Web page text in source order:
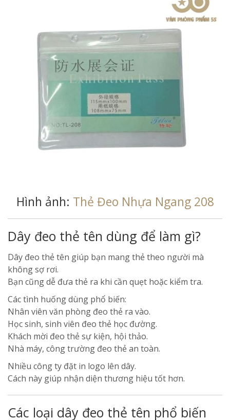
Hình ảnh: Thẻ Đeo Nhựa Ngang 208
Dây đeo thẻ tên dùng để làm gì?
Dây đeo thẻ tên giúp bạn mang thẻ theo người mà
không sợ rơi.
Bạn cũng dễ đưa thẻ ra khi cần quẹt hoặc kiểm tra.
Các tình huống dùng phổ biến:
Nhân viên văn phòng đeo thẻ ra vào.
Học sinh, sinh viên đeo thẻ học đường.
Khách mời đeo thẻ sự kiện, hội thảo.
Nhà máy, công trường đeo thẻ an toàn.
Nhiều công ty đặt in logo lên dây.
Cách này giúp nhận diện thương hiệu tốt hơn.
Các loại dây đeo thẻ tên phổ biến